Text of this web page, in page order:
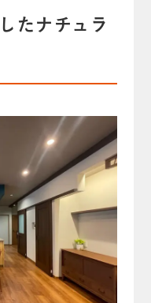
たナチュラ